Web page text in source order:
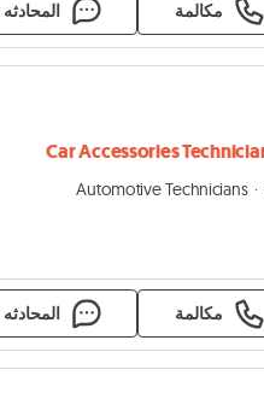
مكالمة المحادثه
Automotive Technicians
مكالمة المحادثه